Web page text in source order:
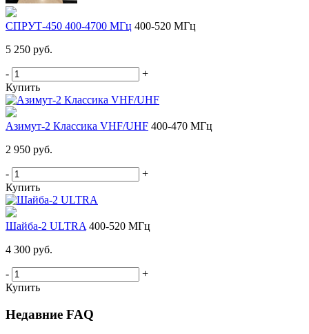
СПРУТ-450 400-4700 МГц 400-520 МГц
5 250 руб.
-
+
Купить
Азимут-2 Классика VHF/UHF 400-470 МГц
2 950 руб.
-
+
Купить
Шайба-2 ULTRA400-520 МГц
4 300 руб.
-
+
Купить
Недавние FAQ